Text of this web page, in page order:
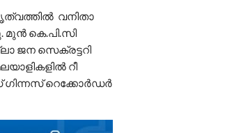
വനിതാ
മുൻ കെ.പി.സി
ജന സെക്രട്ടറി
റീ
ഗിന്നസ് റെക്കോർഡർ